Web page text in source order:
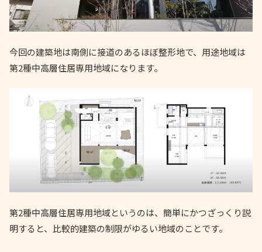
今回の建築地は南側に接道のあるほぼ整形地で、用途地域は
第2種中高層住居専用地域になります。
第2種中高層住居専用地域というのは、簡単にかつざっくり説
明すると、比較的建築の制限がゆるい地域のことです。